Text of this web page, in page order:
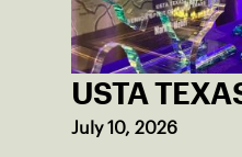
USTA
July 10, 2026